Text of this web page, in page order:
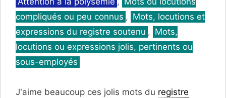
compliqués ou peu connus , Mots, locutions et
expressions du registre soutenu , Mots,
locutions ou expressions jolis, pertinents ou
sous-employés
J'aime beaucoup ces jolis mots du registre